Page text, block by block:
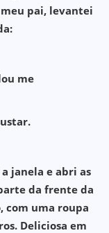
pai, levantei
me
janela e abri as
da frente da
com uma roupa
Deliciosa em